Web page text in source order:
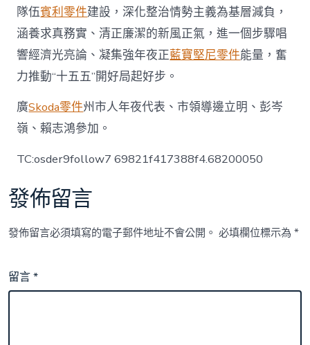
隊伍賓利零件建設，深化整治情勢主義為基層減負，
涵養求真務實、清正廉潔的新風正氣，進一個步驟唱
響經濟光亮論、凝集強年夜正藍寶堅尼零件能量，奮
力推動“十五五”開好局起好步。
廣Skoda零件州市人年夜代表、市領導邊立明、彭岑
嶺、賴志鴻參加。
TC:osder9follow7 69821f417388f4.68200050
發佈留言
發佈留言必須填寫的電子郵件地址不會公開。 必填欄位標示為*
留言*